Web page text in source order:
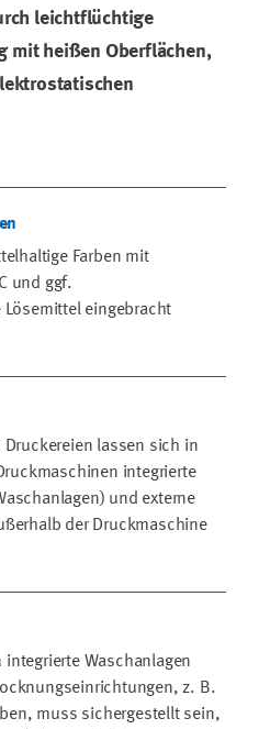
leichtflüchtige
mit heißen Oberflächen,
Farben mit
und ggf.
eingebracht
lassen sich in
integrierte
und externe
der Druckmaschine
Waschanlagen
z. B.
muss sichergestellt sein,